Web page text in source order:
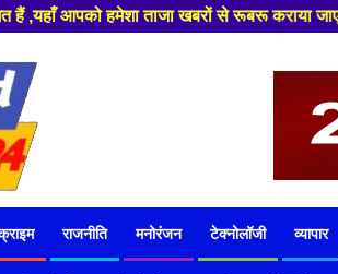
खबरों से रूबरू कराया जाएगा , खबर ओर
राजनीति मनोरंजन टेक्नोलॉजी व्यापार